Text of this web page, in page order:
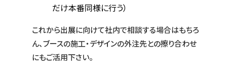
だけ本番同様に行う）
これから出展に向けて社内で相談する場合はもちろ
ん、ブースの施工・デザインの外注先との擦り合わせ
にもご活用下さい。